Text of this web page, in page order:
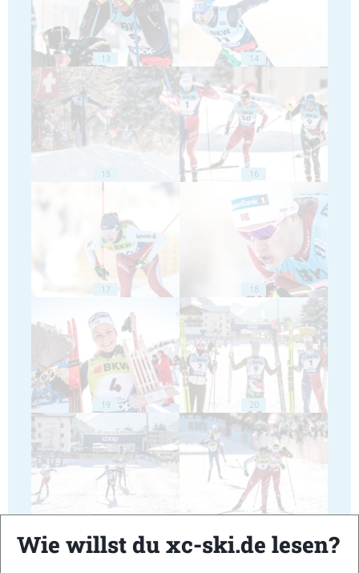
13 14
15 16
17 18
19 20
Wie willst du xc-ski.de lesen?